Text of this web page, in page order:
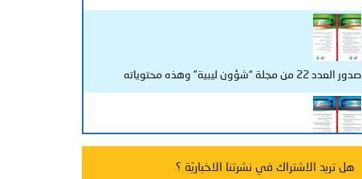
صدور العدد 22 من مجلة “شؤون ليبية” وهذه محتوياته
هل تريد الاشتراك في نشرتنا الاخباريّة ؟